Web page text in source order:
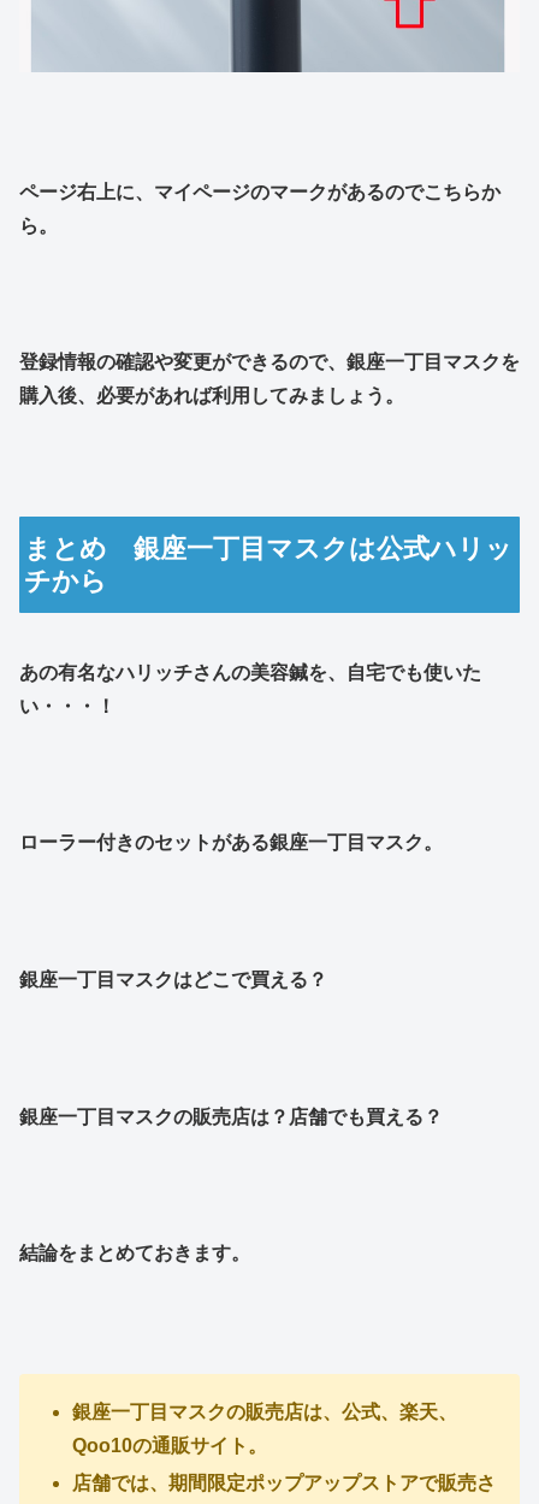
ページ右上に、マイページのマークがあるのでこちらか
ら。
登録情報の確認や変更ができるので、銀座一丁目マスクを
購入後、必要があれば利用してみましょう。
まとめ 銀座一丁目マスクは公式ハリッ
チから
あの有名なハリッチさんの美容鍼を、自宅でも使いた
い・・・！
ローラー付きのセットがある銀座一丁目マスク。
銀座一丁目マスクはどこで買える？
銀座一丁目マスクの販売店は？店舗でも買える？
結論をまとめておきます。
銀座一丁目マスクの販売店は、公式、楽天、
Qoo10の通販サイト。
店舗では、期間限定ポップアップストアで販売さ